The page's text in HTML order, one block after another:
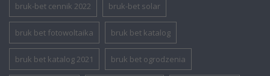
bruk-bet cennik 2022 bruk-bet solar
bruk bet fotowoltaika bruk bet katalog
bruk bet katalog 2021 bruk bet ogrodzenia